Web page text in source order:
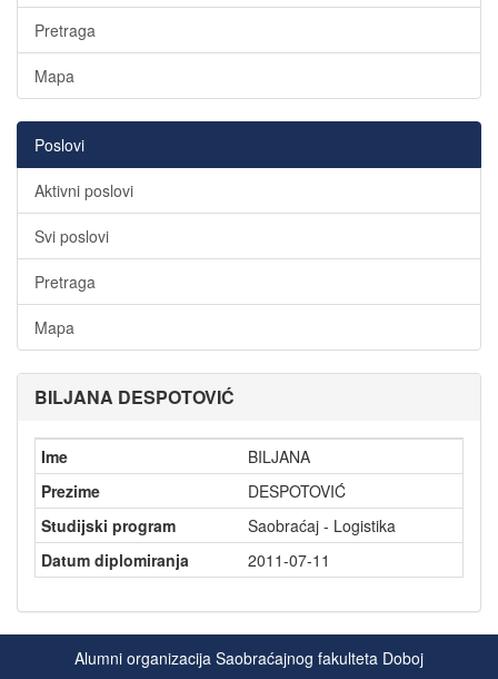
Pretraga
Mapa
Poslovi
Aktivni poslovi
Svi poslovi
Pretraga
Mapa
BILJANA DESPOTOVIĆ
Ime
BILJANA
Prezime
DESPOTOVIĆ
Studijski program
Saobraćaj - Logistika
Datum diplomiranja
2011-07-11
Alumni organizacija Saobraćajnog fakulteta Doboj